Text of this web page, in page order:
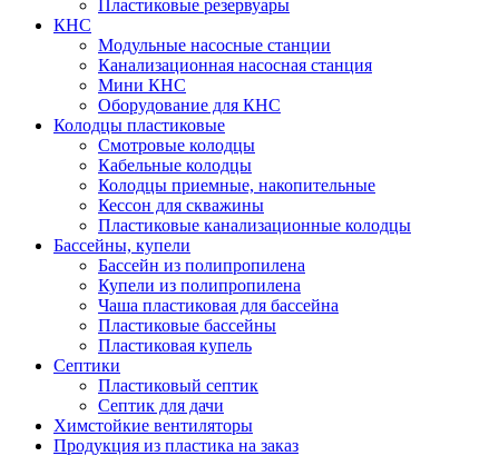
Пластиковые резервуары
КНС
Модульные насосные станции
Канализационная насосная станция
Мини КНС
Оборудование для КНС
Колодцы пластиковые
Смотровые колодцы
Кабельные колодцы
Колодцы приемные, накопительные
Кессон для скважины
Пластиковые канализационные колодцы
Бассейны, купели
Бассейн из полипропилена
Купели из полипропилена
Чаша пластиковая для бассейна
Пластиковые бассейны
Пластиковая купель
Септики
Пластиковый септик
Септик для дачи
Химстойкие вентиляторы
Продукция из пластика на заказ